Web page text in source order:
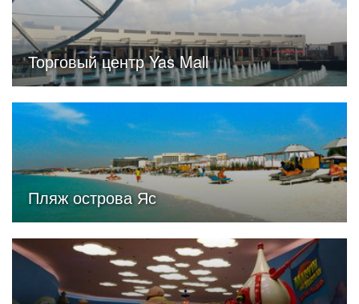
Торговый центр Yas Mall
Пляж острова Яс